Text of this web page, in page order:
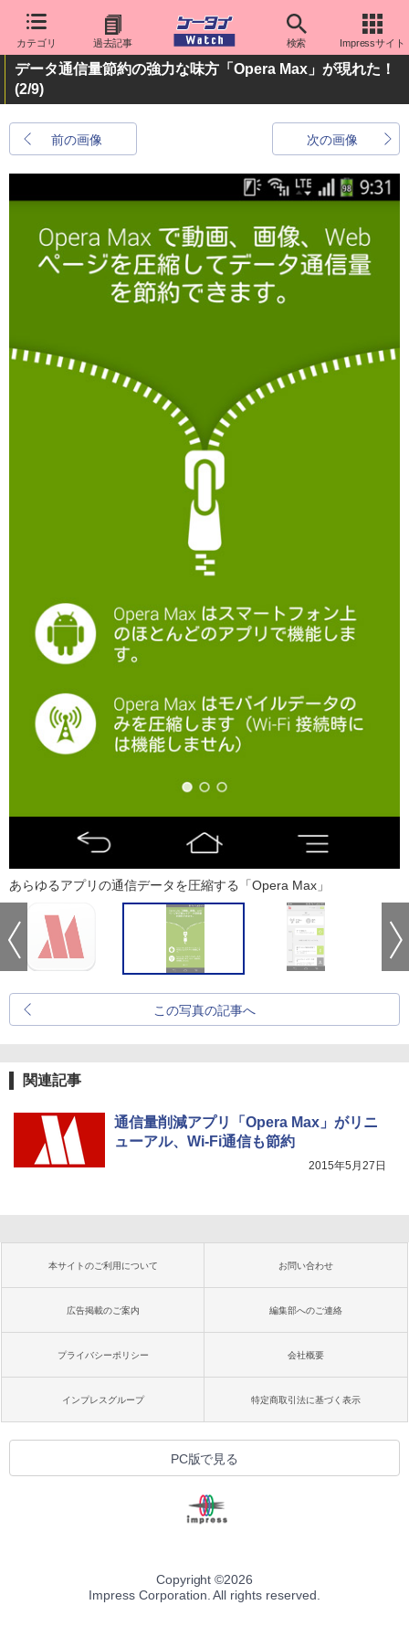
カテゴリ 過去記事 検索 Impressサイト
データ通信量節約の強力な味方「Opera Max」が現れた！
(2/9)
前の画像 次の画像
あらゆるアプリの通信データを圧縮する「Opera Max」
この写真の記事へ
関連記事
通信量削減アプリ「Opera Max」がリニ
ューアル、Wi-Fi通信も節約
2015年5月27日
本サイトのご利用について お問い合わせ
広告掲載のご案内 編集部へのご連絡
プライバシーポリシー 会社概要
インプレスグループ 特定商取引法に基づく表示
PC版で見る
Copyright ©2026
Impress Corporation. All rights reserved.